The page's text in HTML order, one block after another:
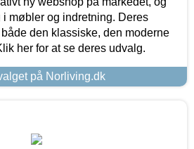
i møbler og indretning. Deres
den klassiske, den moderne
her for at se deres udvalg.
på Norliving.dk